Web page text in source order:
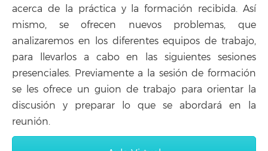
acerca de la práctica y la formación recibida. Así
mismo, se ofrecen nuevos problemas, que
analizaremos en los diferentes equipos de trabajo,
para llevarlos a cabo en las siguientes sesiones
presenciales. Previamente a la sesión de formación
se les ofrece un guion de trabajo para orientar la
discusión y preparar lo que se abordará en la
reunión.